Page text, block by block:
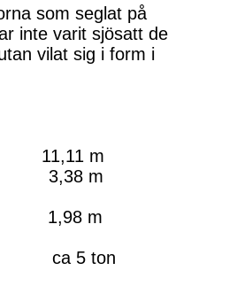
som seglat på
inte varit sjösatt de
vilat sig i form i
m
m
m
ca 5 ton